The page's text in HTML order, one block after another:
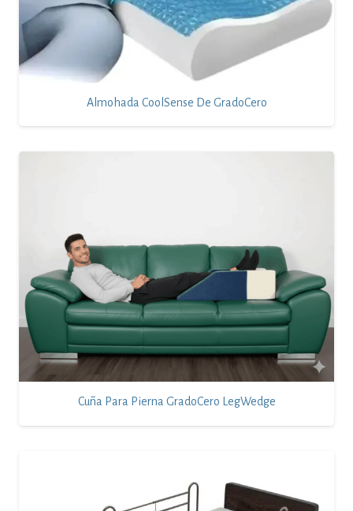
Almohada CoolSense De GradoCero
Cuña Para Pierna GradoCero LegWedge